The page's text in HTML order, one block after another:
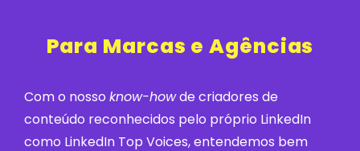
Para Marcas e Agências
Com o nosso know-howde criadores de
conteúdo reconhecidos pelo próprio LinkedIn
como LinkedIn Top Voices, entendemos bem